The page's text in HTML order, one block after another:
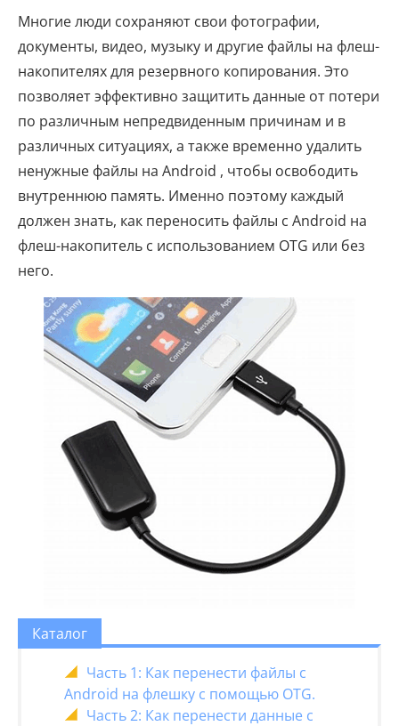
Многие люди сохраняют свои фотографии,
документы, видео, музыку и другие файлы на флеш-
накопителях для резервного копирования. Это
позволяет эффективно защитить данные от потери
по различным непредвиденным причинам и в
различных ситуациях, а также временно удалить
ненужные файлы на Android , чтобы освободить
внутреннюю память. Именно поэтому каждый
должен знать, как переносить файлы с Android на
флеш-накопитель с использованием OTG или без
него.
Каталог
Часть 1: Как перенести файлы с
Android на флешку с помощью OTG.
Часть 2: Как перенести данные с